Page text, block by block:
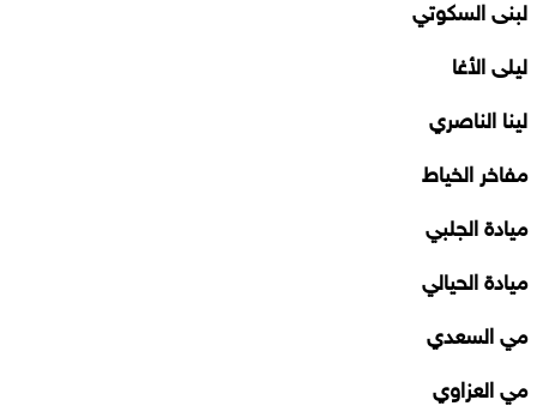
لبنى السكوتي
ليلى الأغا
لينا الناصري
مفاخر الخياط
ميادة الجلبي
ميادة الحيالي
مي السعدي
مي العزاوي